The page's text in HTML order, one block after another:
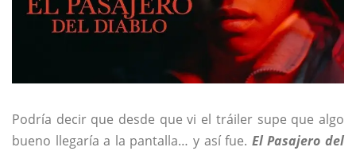
Podría decir que desde que vi el tráiler supe que algo
bueno llegaría a la pantalla… y así fue. El Pasajero del